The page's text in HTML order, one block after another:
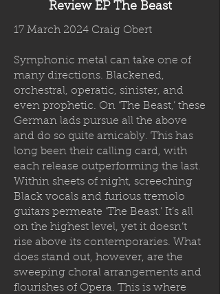
Review EP The Beast
17 March 2024 Craig Obert
Symphonic metal can take one of
many directions. Blackened,
orchestral, operatic, sinister, and
even prophetic. On ‘The Beast,’ these
German lads pursue all the above
and do so quite amicably. This has
long been their calling card, with
each release outperforming the last.
Within sheets of night, screeching
Black vocals and furious tremolo
guitars permeate ‘The Beast.’ It’s all
on the highest level, yet it doesn’t
rise above its contemporaries. What
does stand out, however, are the
sweeping choral arrangements and
flourishes of Opera. This is where